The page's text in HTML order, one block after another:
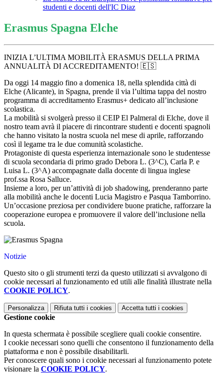
studenti e docenti dell'IC Diaz
Erasmus Spagna Elche
INIZIA L’ULTIMA MOBILITÀ ERASMUS DELLA PRIMA
ANNUALITÀ DI ACCREDITAMENTO! 🇪🇸
Da oggi 14 maggio fino a domenica 18, nella splendida città di
Elche (Alicante), in Spagna, prende il via l’ultima tappa del nostro
programma di accreditamento Erasmus+ dedicato all’inclusione
scolastica.
La mobilità si svolgerà presso il CEIP El Palmeral di Elche, dove il
nostro team avrà il piacere di rincontrare studenti e docenti spagnoli
che hanno visitato la nostra scuola nel mese di aprile, rafforzando
così il legame tra le due comunità scolastiche.
Protagoniste di questa esperienza internazionale sono le studentesse
di scuola secondaria di primo grado Debora L. (3^C), Carla P. e
Luisa L. (3^A) accompagnate dalla docente di lingua inglese
prof.ssa Rosa Salluce.
Insieme a loro, per un’attività di job shadowing, prenderanno parte
alla mobilità anche le docenti Lucia Magistro e Pasqua Tamborrino.
Un’occasione preziosa per condividere buone pratiche, rafforzare la
cooperazione europea e promuovere il valore dell’inclusione nella
scuola.
Notizie
Questo sito o gli strumenti terzi da questo utilizzati si avvalgono di
cookie necessari al funzionamento ed utili alle finalità illustrate nella
COOKIE POLICY.
Personalizza Rifiuta tutti i cookies Accetta tutti i cookies
Gestione cookie
In questa schermata è possibile scegliere quali cookie consentire.
I cookie necessari sono quelli che consentono il funzionamento della
piattaforma e non è possibile disabilitarli.
Per conoscere quali sono i cookie necessari al funzionamento potete
visionare la COOKIE POLICY.